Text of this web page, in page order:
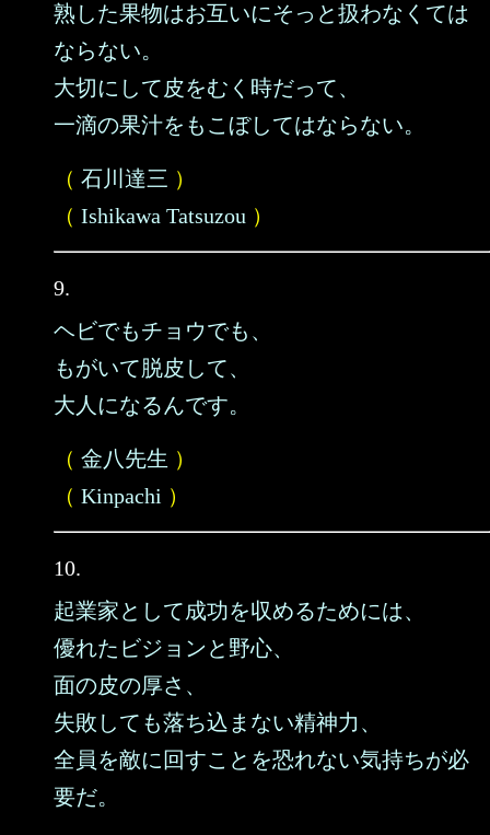
熟した果物はお互いにそっと扱わなくては
ならない。
大切にして皮をむく時だって、
一滴の果汁をもこぼしてはならない。
（ 石川達三 ）
（ Ishikawa Tatsuzou ）
9.
ヘビでもチョウでも、
もがいて脱皮して、
大人になるんです。
（ 金八先生 ）
（ Kinpachi ）
10.
起業家として成功を収めるためには、
優れたビジョンと野心、
面の皮の厚さ、
失敗しても落ち込まない精神力、
全員を敵に回すことを恐れない気持ちが必
要だ。